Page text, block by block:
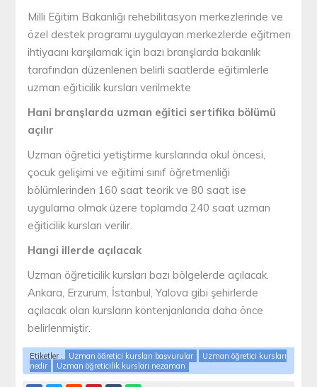
Milli Eğitim Bakanlığı rehebilitasyon merkezlerinde ve
özel destek programı uygulayan merkezlerde eğitmen
ihtiyacını karşılamak için bazı branşlarda bakanlık
tarafından düzenlenen belirli saatlerde eğitimlerle
uzman eğiticilik kursları verilmekte
Hani branşlarda uzman eğitici sertifika bölümü
açılır
Uzman öğretici yetiştirme kurslarında okul öncesi,
çocuk gelişimi ve eğitimi sınıf öğretmenliği
bölümlerinden 160 saat teorik ve 80 saat ise
uygulama olmak üzere toplamda 240 saat uzman
eğiticilik kursları verilir.
Hangi illerde açılacak
Uzman öğreticilik kursları bazı bölgelerde açılacak.
Ankara, Erzurum, İstanbul, Yalova gibi şehirlerde
açılacak olan kursların kontenjanlarıda daha önce
belirlenmiştir.
Etiketler : Uzman öğretici kursları başvurular
Uzman öğretici kursları
nedir
Uzman öğreticilik kursları nezaman